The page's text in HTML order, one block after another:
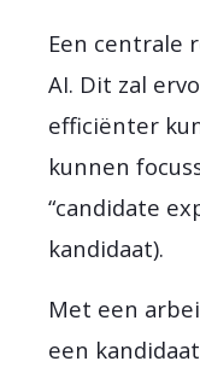
Een centrale
AI. Dit zal
efficiënter
kunnen
“candidate
kandidaat).
Met een
een